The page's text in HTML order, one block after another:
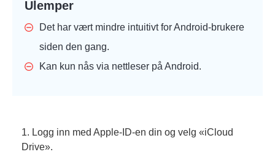
Ulemper
Det har vært mindre intuitivt for Android-brukere
siden den gang.
Kan kun nås via nettleser på Android.
1. Logg inn med Apple-ID-en din og velg «iCloud
Drive».